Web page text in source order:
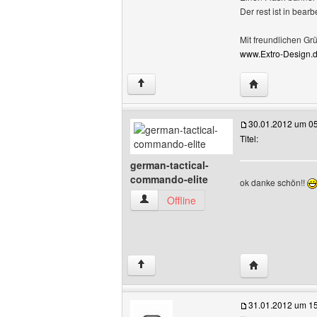
Der rest ist in
Mit freundlichen
www.Extro-
↑ Website
german-tactical-
commando-elite
german-tactical-commando-elite
Offline
30.01.2012 um
Titel:
ok danke schön!!
↑ Website
31.01.2012 um